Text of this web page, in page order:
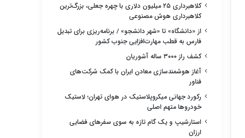
کلاهبرداری ۲۵ میلیون دلاری با چهره جعلی، بزرگ‌ترین
کلاهبرداری هوش مصنوعی
از «دانشگاه» تا «شهر دانشجو» / برنامه‌ریزی برای تبدیل
فارس به قطب مهارت‌افزایی جنوب کشور
کشف راز ۳۰۰۰ ساله آشوریان
آغاز هوشمندسازی معادن ایران با کمک شرکت‌های
فناور
رکورد جهانی میکروپلاستیک در هوای تهران؛ لاستیک
خودروها متهم اصلی
استارشیپ و یک گام تازه به سوی سفرهای فضایی
ارزان